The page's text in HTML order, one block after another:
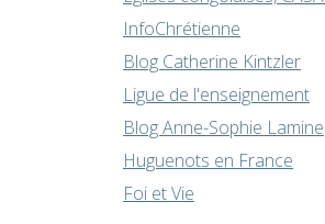
InfoChrétienne
Blog Catherine Kintzler
Ligue de l'enseignement
Blog Anne-Sophie Lamine
Huguenots en France
Foi et Vie